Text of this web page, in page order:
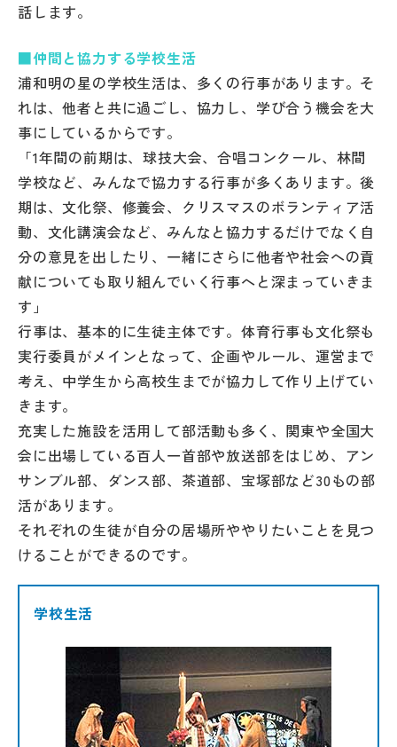
話します。
■仲間と協力する学校生活
浦和明の星の学校生活は、多くの行事があります。そ
れは、他者と共に過ごし、協力し、学び合う機会を大
事にしているからです。
「1年間の前期は、球技大会、合唱コンクール、林間
学校など、みんなで協力する行事が多くあります。後
期は、文化祭、修養会、クリスマスのボランティア活
動、文化講演会など、みんなと協力するだけでなく自
分の意見を出したり、一緒にさらに他者や社会への貢
献についても取り組んでいく行事へと深まっていきま
す」
行事は、基本的に生徒主体です。体育行事も文化祭も
実行委員がメインとなって、企画やルール、運営まで
考え、中学生から高校生までが協力して作り上げてい
きます。
充実した施設を活用して部活動も多く、関東や全国大
会に出場している百人一首部や放送部をはじめ、アン
サンブル部、ダンス部、茶道部、宝塚部など30もの部
活があります。
それぞれの生徒が自分の居場所ややりたいことを見つ
けることができるのです。
学校生活